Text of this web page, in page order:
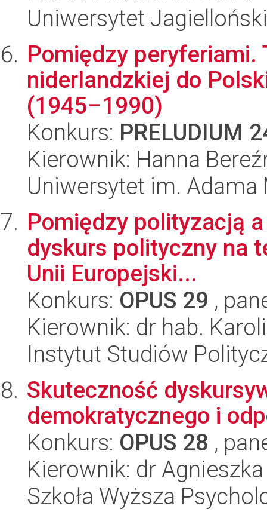
Uniwersytet Jagielloński
Pomiędzy peryferiami.
niderlandzkiej do
(1945–1990)
Konkurs: PRELUDIUM
Kierownik: Hanna
Uniwersytet im.
Pomiędzy polityzacją
dyskurs polityczny na
Unii Europejski...
Konkurs: OPUS 29 ,
Kierownik: dr hab.
Instytut Studiów
Skuteczność
demokratycznego i
Konkurs: OPUS 28 ,
Kierownik: dr
Szkoła Wyższa